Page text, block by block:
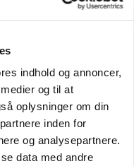
indhold og annoncer,
og til at
oplysninger om din
inden for
og analysepartnere.
data med andre
løfte midtjysk